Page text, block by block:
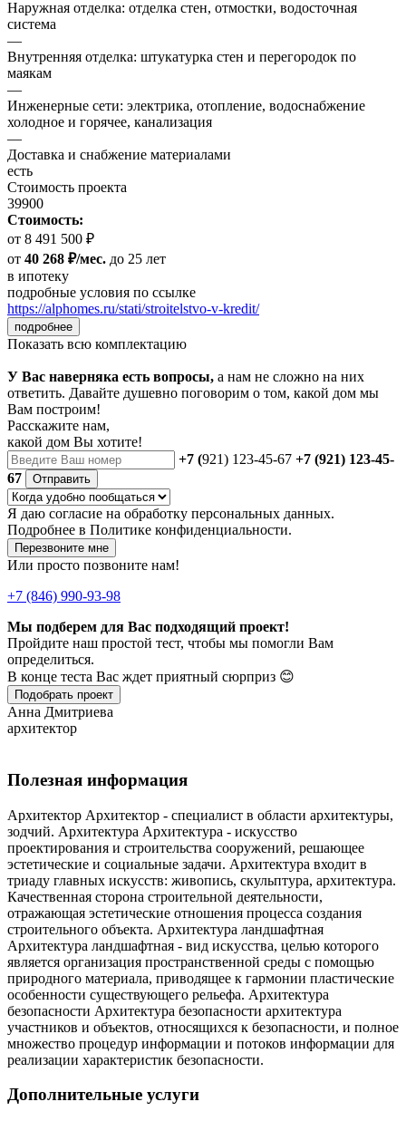
Наружная отделка: отделка стен, отмостки, водосточная
система
—
Внутренняя отделка: штукатурка стен и перегородок по
маякам
—
Инженерные сети: электрика, отопление, водоснабжение
холодное и горячее, канализация
—
Доставка и снабжение материалами
есть
Стоимость проекта
39900
Стоимость:
от 8 491 500 ₽
от 40 268 ₽/мес. до 25 лет
в ипотеку
подробные условия по ссылке
https://alphomes.ru/stati/stroitelstvo-v-kredit/
подробнее
Показать всю комплектацию
У Вас наверняка есть вопросы, а нам не сложно на них
ответить. Давайте душевно поговорим о том, какой дом мы
Вам построим!
Расскажите нам,
какой дом Вы хотите!
+7 (921) 123-45-67 +7 (921) 123-45-
67
Отправить
Я даю согласие на обработку персональных данных.
Подробнее в Политике конфиденциальности.
Перезвоните мне
Или просто позвоните нам!
+7 (846) 990-93-98
Мы подберем для Вас подходящий проект!
Пройдите наш простой тест, чтобы мы помогли Вам
определиться.
В конце теста Вас ждет приятный сюрприз 😊
Подобрать проект
Анна Дмитриева
архитектор
Полезная информация
Архитектор Архитектор - специалист в области архитектуры,
зодчий. Архитектура Архитектура - искусство
проектирования и строительства сооружений, решающее
эстетические и социальные задачи. Архитектура входит в
триаду главных искусств: живопись, скульптура, архитектура.
Качественная сторона строительной деятельности,
отражающая эстетические отношения процесса создания
строительного объекта. Архитектура ландшафтная
Архитектура ландшафтная - вид искусства, целью которого
является организация пространственной среды с помощью
природного материала, приводящее к гармонии пластические
особенности существующего рельефа. Архитектура
безопасности Архитектура безопасности архитектура
участников и объектов, относящихся к безопасности, и полное
множество процедур информации и потоков информации для
реализации характеристик безопасности.
Дополнительные услуги